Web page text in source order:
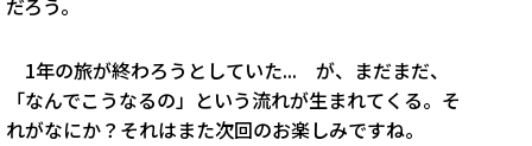
だろう。
1年の旅が終わろうとしていた... が、まだまだ、
「なんでこうなるの」という流れが生まれてくる。そ
れがなにか？それはまた次回のお楽しみですね。